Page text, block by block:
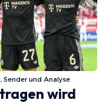
Sender und Analyse
wird